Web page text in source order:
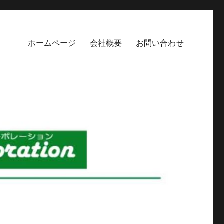
ホームページ 会社概要 お問い合わせ